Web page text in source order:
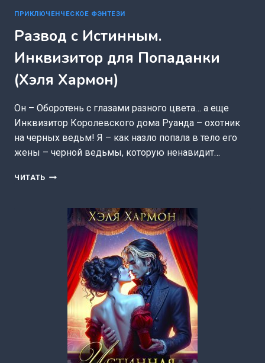
ПРИКЛЮЧЕНЧЕСКОЕ ФЭНТЕЗИ
Развод с Истинным.
Инквизитор для Попаданки
(Хэля Хармон)
Он – Оборотень с глазами разного цвета… а еще
Инквизитор Королевского дома Руанда – охотник
на черных ведьм! Я – как назло попала в тело его
жены – черной ведьмы, которую ненавидит…
ЧИТАТЬ РАЗВОД
ИНКВИЗИТОР
ПОПАДАНКИ
(ХЭЛЯ
ХАРМОН)